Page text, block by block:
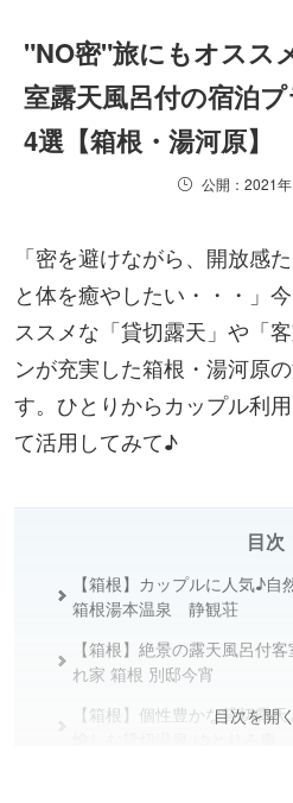
"NO密"旅にもオスス
室露天風呂付の宿泊
4選【箱根・湯河原】
公開：2021
「密を避けながら、開放感
と体を癒やしたい・・・」
ススメな「貸切露天」や「
ンが充実した箱根・湯河原
す。ひとりからカップル利
て活用してみて♪
目次
【箱根】カップルに人気♪
箱根湯本温泉 静観荘
【箱根】絶景の露天風呂付
れ家 箱根 別邸今宵
【箱根】個性豊かな貸切露
目次を開